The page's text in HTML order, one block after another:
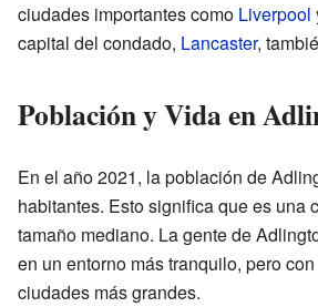
ciudades importantes como Liverpool
capital del condado, Lancaster,
Población y Vida en
En el año 2021, la población de
habitantes. Esto significa que es una
tamaño mediano. La gente de
en un entorno más tranquilo, pero
ciudades más grandes.